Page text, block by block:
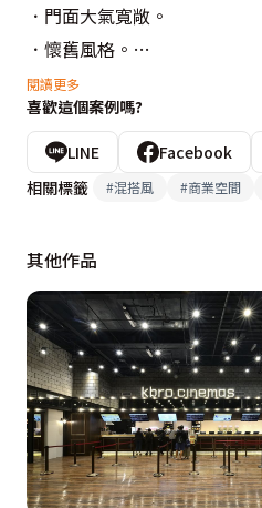
．門面大氣寬敞。
．懷舊風格。
．清潔好保養之用料
設計概念文字為【藝喆創作
閱讀更多
喜歡這個案例嗎?
LINE Facebook
相關標籤
#混搭風 #商業空間
其他作品